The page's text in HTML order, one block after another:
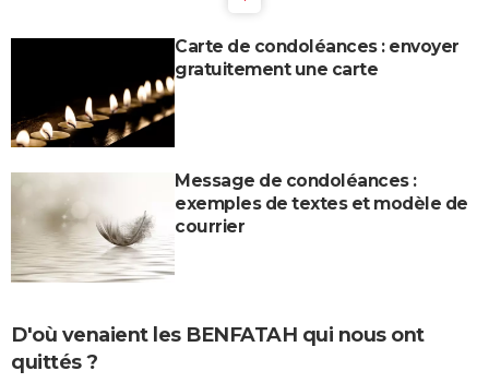
Carte de condoléances : envoyer
gratuitement une carte
Message de condoléances :
exemples de textes et modèle de
courrier
D'où venaient les BENFATAH qui nous ont
quittés ?